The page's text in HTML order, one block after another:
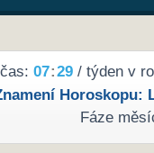
07 30/ týden v
Horoskopu:
Fáze